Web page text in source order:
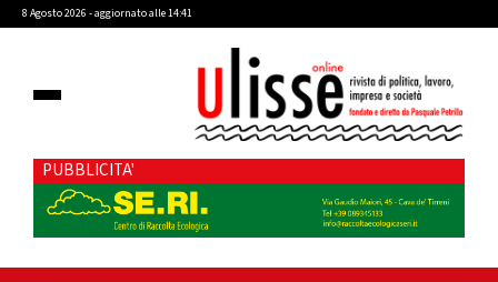
8 Agosto 2026 - aggiornato alle 14:41
PUBBLICITA'